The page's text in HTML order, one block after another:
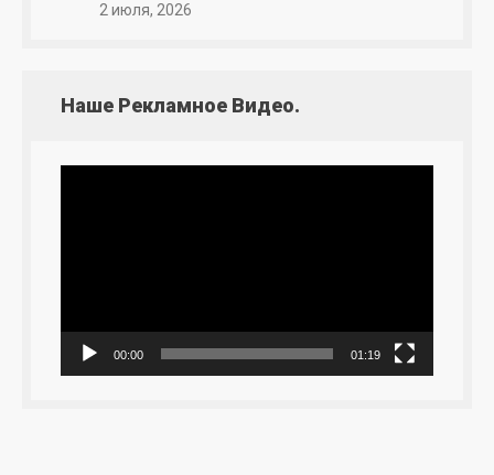
2 июля, 2026
Наше Рекламное Видео.
00:00 01:19